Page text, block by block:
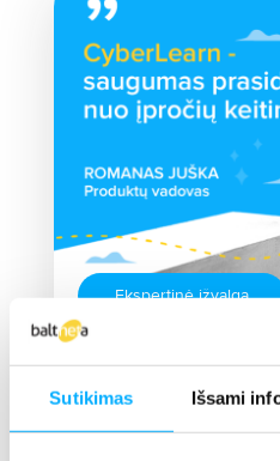
Sutikimas Išsami
Ekspertinė įžvalga
„CyberLearn“
kibernetinis